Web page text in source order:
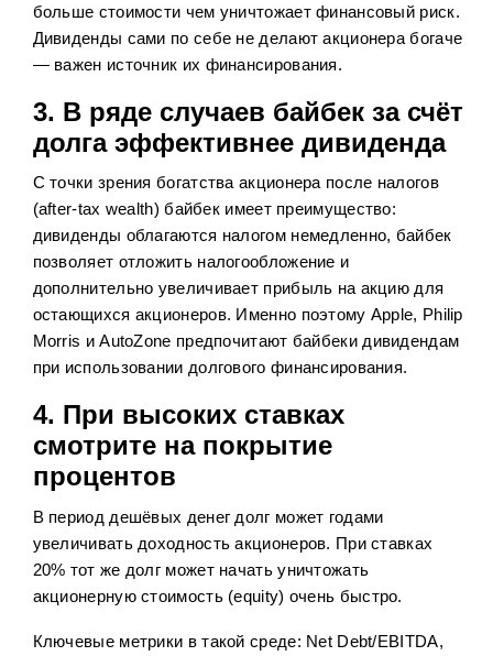
больше стоимости чем уничтожает финансовый риск.
Дивиденды сами по себе не делают акционера богаче
— важен источник их финансирования.
3. В ряде случаев байбек за счёт
долга эффективнее дивиденда
С точки зрения богатства акционера после налогов
(after-tax wealth) байбек имеет преимущество:
дивиденды облагаются налогом немедленно, байбек
позволяет отложить налогообложение и
дополнительно увеличивает прибыль на акцию для
остающихся акционеров. Именно поэтому Apple, Philip
Morris и AutoZone предпочитают байбеки дивидендам
при использовании долгового финансирования.
4. При высоких ставках
смотрите на покрытие
процентов
В период дешёвых денег долг может годами
увеличивать доходность акционеров. При ставках
20% тот же долг может начать уничтожать
акционерную стоимость (equity) очень быстро.
Ключевые метрики в такой среде: Net Debt/EBITDA,